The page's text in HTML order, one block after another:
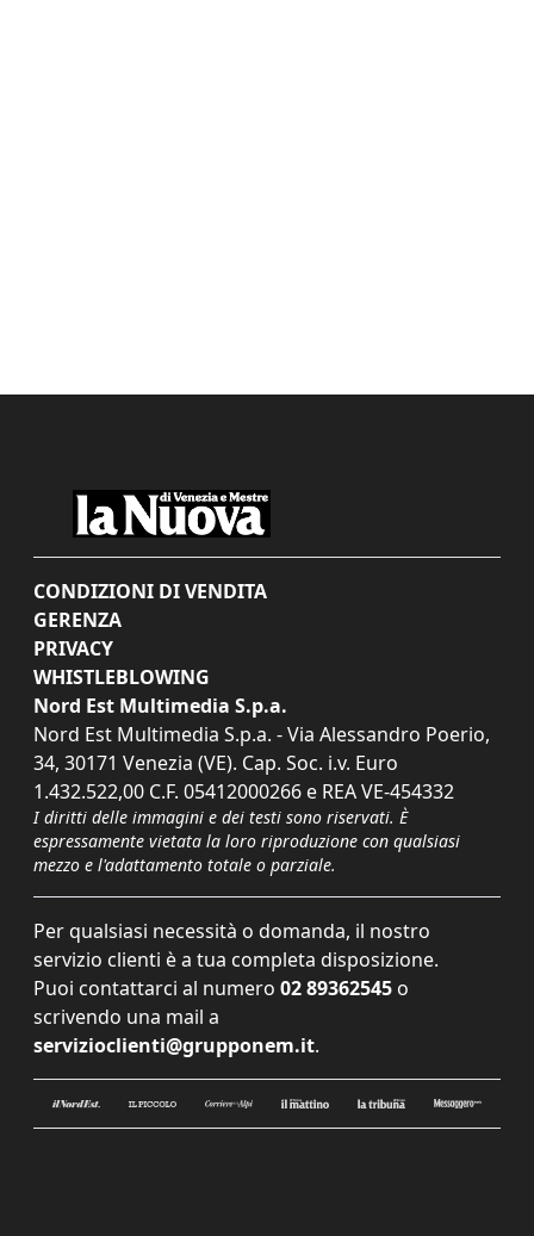
CONDIZIONI DI VENDITA
GERENZA
PRIVACY
WHISTLEBLOWING
Nord Est Multimedia S.p.a.
Nord Est Multimedia S.p.a. - Via Alessandro Poerio,
34, 30171 Venezia (VE). Cap. Soc. i.v. Euro
1.432.522,00 C.F. 05412000266 e REA VE-454332
I diritti delle immagini e dei testi sono riservati. È
espressamente vietata la loro riproduzione con qualsiasi
mezzo e l'adattamento totale o parziale.
Per qualsiasi necessità o domanda, il nostro
servizio clienti è a tua completa disposizione.
Puoi contattarci al numero 02 89362545 o
scrivendo una mail a
servizioclienti@grupponem.it.